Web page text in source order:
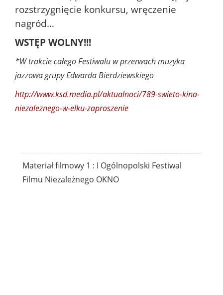
rozstrzygnięcie konkursu, wręczenie
nagród…
WSTĘP WOLNY!!!
*W trakcie całego Festiwalu w przerwach muzyka
jazzowa grupy Edwarda Bierdziewskiego
http://www.ksd.media.pl/aktualnoci/789-swieto-kina-
niezaleznego-w-elku-zaproszenie
Materiał filmowy 1 : I Ogólnopolski Festiwal
Filmu Niezależnego OKNO